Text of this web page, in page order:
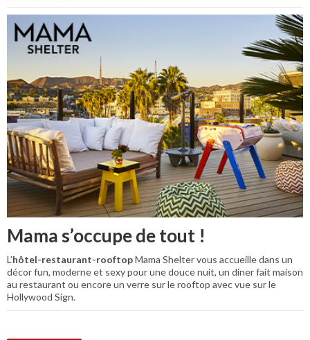
Mama s’occupe de tout !
L’hôtel-restaurant-rooftopMama Shelter vous accueille dans un
décor fun, moderne et sexy pour une douce nuit, un diner fait maison
au restaurant ou encore un verre sur le rooftop avec vue sur le
Hollywood Sign.